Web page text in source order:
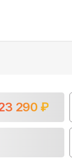
290 ₽